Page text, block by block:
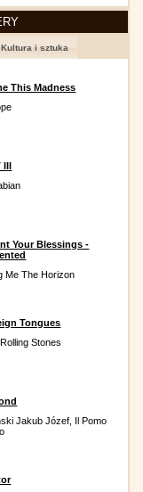
Kultura i sztuka
This Madness
III
Your Blessings -
Me The Horizon
Tongues
Stones
Jakub Józef, Il Pomo